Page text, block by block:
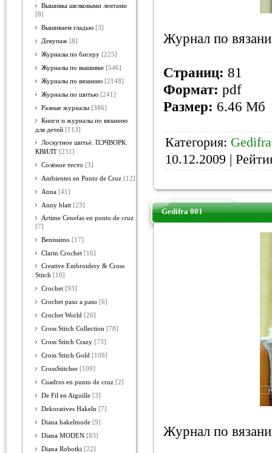
Вышивка шелковыми лентами
[8]
Вышиваем гладью [3]
Декупаж [8]
Журналы по бисеру [225]
Журналы по вышивке [546]
Журналы по вязанию [2148]
Журналы по шитью [241]
Разные журналы [386]
Книги и журналы по вязанию
для детей [113]
Лоскутное шитьё. ПЭЧВОРК.
КВИЛТ [231]
Солёное тесто [3]
Ambientes en Punto de Cruz [12]
Anna [41]
Anny blatt [23]
Artime Cenefas en punto de cruz
[7]
Benissimo [17]
Clarin Crochet [16]
Creative Embroidery & Cross
Stitch [10]
Crochet [93]
Crochet paso a paso [6]
Crochet World [26]
Cross Stitch Collection [78]
Cross Stitch Crazy [73]
Cross Stitch Gold [108]
CrossStitcher [109]
Cuadros en punto de cruz [2]
De Fil en Aiguille [3]
Dekoratives Hakeln [7]
Diana hakelmode [9]
Diana MODEN [83]
Diana Robotki [22]
Журнал по
Страниц: 81
Формат: pdf
Размер: 6.46 Mб
Категория: Gedifra
10.12.2009 |
Gedifra 001
Журнал по